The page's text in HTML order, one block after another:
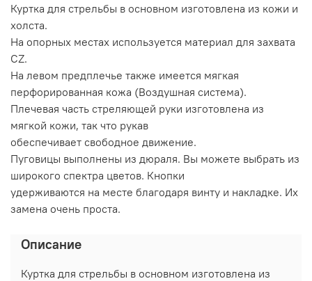
Куртка для стрельбы в основном изготовлена из кожи и
холста.
На опорных местах используется материал для захвата
CZ.
На левом предплечье также имеется мягкая
перфорированная кожа (Воздушная система).
Плечевая часть стреляющей руки изготовлена из
мягкой кожи, так что рукав
обеспечивает свободное движение.
Пуговицы выполнены из дюраля. Вы можете выбрать из
широкого спектра цветов. Кнопки
удерживаются на месте благодаря винту и накладке. Их
замена очень проста.
Описание
Куртка для стрельбы в основном изготовлена из